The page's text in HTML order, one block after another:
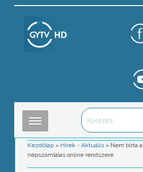
Kezdőlap » Hírek - Aktuális » Nem bírta
népszámlálás online rendszere